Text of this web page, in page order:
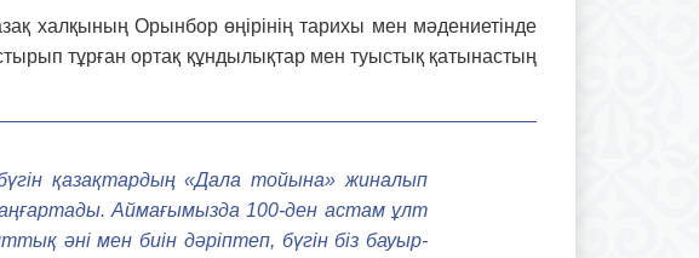
халқының Орынбор өңірінің та­рихы мен мәдениетінде
тұрған ортақ құндылықтар мен туыстық қатынастың
қазақ­тар­дың «Дала тойына» жиналып
аңғартады. Аймағымызда 100-ден астам ұлт
әні мен биін дәріптеп, бүгін біз бауыр­